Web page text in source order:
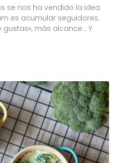
se nos ha vendido la idea
es acumular seguidores.
más alcance… Y